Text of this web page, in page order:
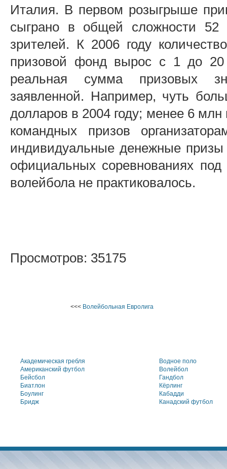
Италия. В первом розыгрыше
сыграно в общей сложности 52
зрителей. К 2006 году
призовой фонд вырос с 1 до
реальная сумма призовых
заявленной. Например, чуть
долларов в 2004 году; менее 6
командных призов
индивидуальные денежные
официальных соревнованиях
волейбола не практиковалось.
Просмотров: 35175
<<< Волейбольная Евролига
Академическая гребля
Американский футбол
Бейсбол
Биатлон
Боулинг
Бридж
Водное поло
Волейбол
Гандбол
Кёрлинг
Кабадди
Канадский футбол